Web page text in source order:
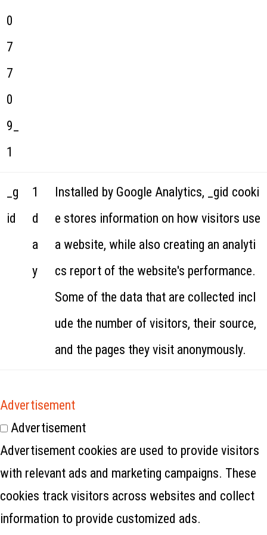
0
7
7
0
9_
1
_g
id
1
d
a
y
Installed by Google Analytics, _gid cooki
e stores information on how visitors use
a website, while also creating an analyti
cs report of the website's performance.
Some of the data that are collected incl
ude the number of visitors, their source,
and the pages they visit anonymously.
Advertisement
Advertisement
Advertisement cookies are used to provide visitors
with relevant ads and marketing campaigns. These
cookies track visitors across websites and collect
information to provide customized ads.